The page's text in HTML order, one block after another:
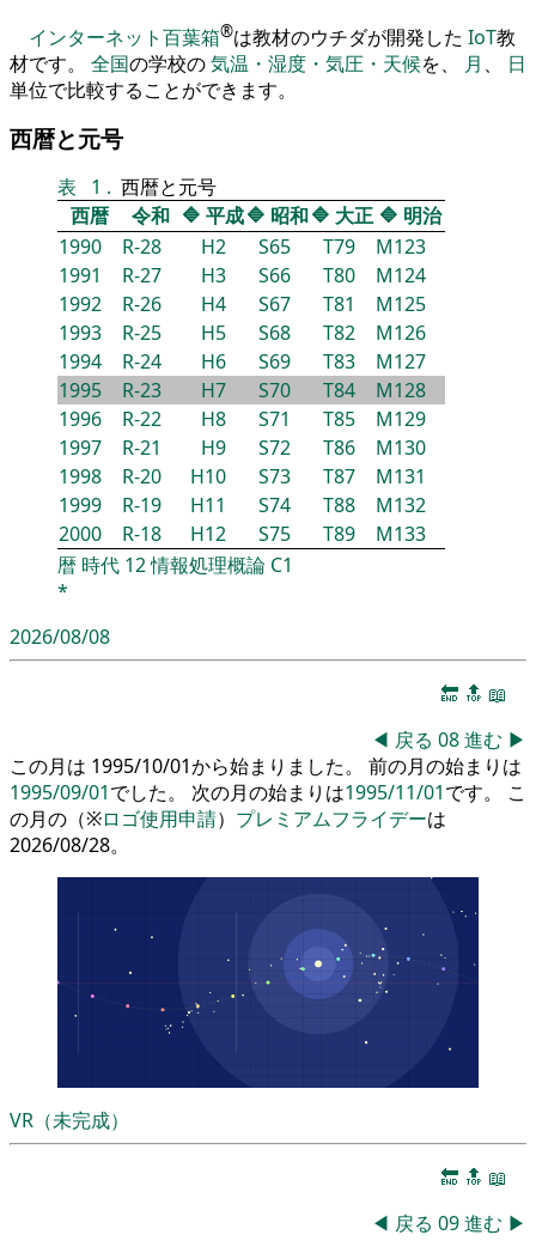
インターネット百葉箱®は教材のウチダが開発した IoT教
材です。 全国の学校の気温・湿度・気圧・天候を、 月 、 日
単位で比較することができます。
西暦と元号
表 1 . 西暦と元号
西暦
令和 🔷 平成🔷 昭和🔷 大正 🔷 明治
1990
R-28 H2 S65 T79
M123
1991
R-27 H3 S66 T80
M124
1992
R-26 H4 S67 T81
M125
1993
R-25 H5 S68 T82
M126
1994
R-24 H6 S69 T83
M127
1995
R-23 H7 S70 T84
M128
1996
R-22 H8 S71 T85
M129
1997
R-21 H9 S72 T86
M130
1998
R-20 H10 S73 T87
M131
1999
R-19 H11 S74 T88
M132
2000
R-18 H12 S75 T89
M133
暦 時代 12情報処理概論 C1
*
2026/08/08
🔚 🔝 📖
◀ 戻る 08進む ▶
この月は 1995/10/01から始まりました。 前の月の始まりは
1995/09/01でした。 次の月の始まりは1995/11/01です。 こ
の月の（※ロゴ使用申請） プレミアムフライデーは
2026/08/28。
VR（未完成）
🔚 🔝 📖
◀ 戻る 09進む ▶